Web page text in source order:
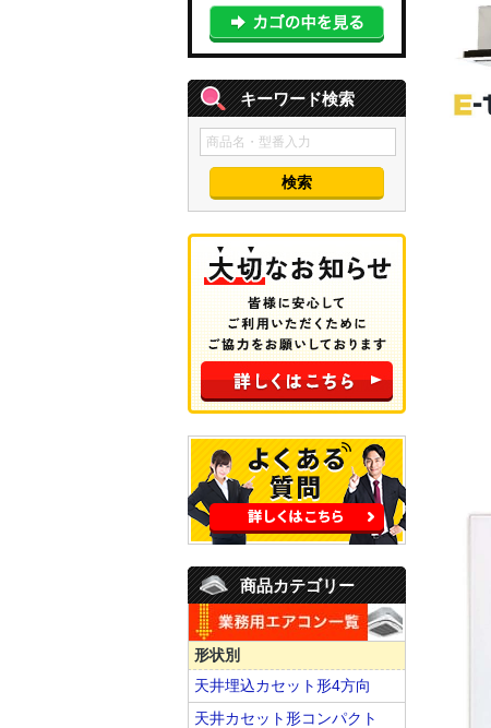
キーワード検索
商品カテゴリー
形状別
天井埋込カセット形4方向
天井カセット形コンパクト